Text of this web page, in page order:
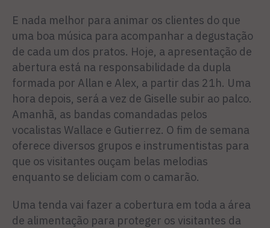
E nada melhor para animar os clientes do que
uma boa música para acompanhar a degustação
de cada um dos pratos. Hoje, a apresentação de
abertura está na responsabilidade da dupla
formada por Allan e Alex, a partir das 21h. Uma
hora depois, será a vez de Giselle subir ao palco.
Amanhã, as bandas comandadas pelos
vocalistas Wallace e Gutierrez. O fim de semana
oferece diversos grupos e instrumentistas para
que os visitantes ouçam belas melodias
enquanto se deliciam com o camarão.
Uma tenda vai fazer a cobertura em toda a área
de alimentação para proteger os visitantes da